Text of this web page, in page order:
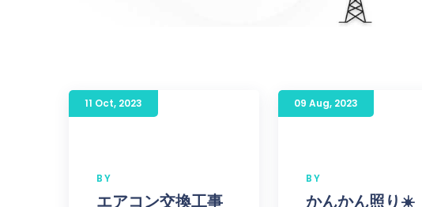
11 Oct, 2023
BY
エアコン交換工事
09 Aug, 2023
BY
かんかん照り☀️